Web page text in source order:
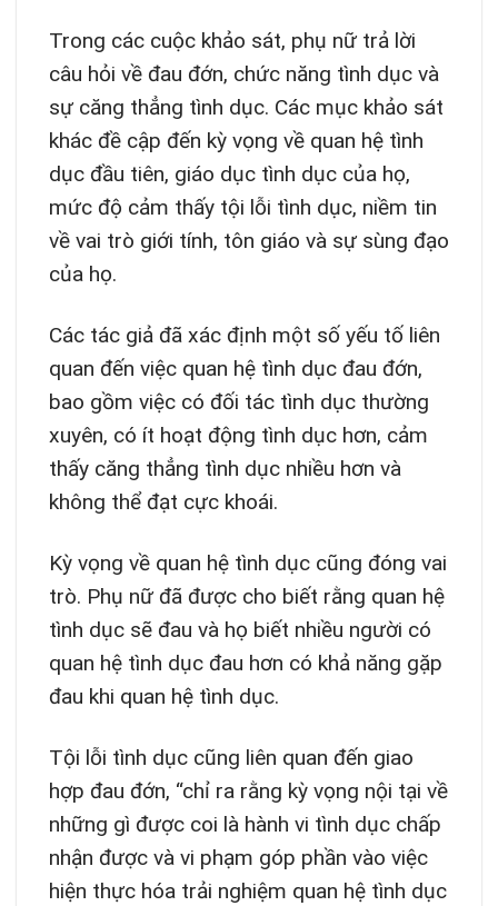
Trong các cuộc khảo sát, phụ nữ trả lời
câu hỏi về đau đớn, chức năng tình dục và
sự căng thẳng tình dục. Các mục khảo sát
khác đề cập đến kỳ vọng về quan hệ tình
dục đầu tiên, giáo dục tình dục của họ,
mức độ cảm thấy tội lỗi tình dục, niềm tin
về vai trò giới tính, tôn giáo và sự sùng đạo
của họ.
Các tác giả đã xác định một số yếu tố liên
quan đến việc quan hệ tình dục đau đớn,
bao gồm việc có đối tác tình dục thường
xuyên, có ít hoạt động tình dục hơn, cảm
thấy căng thẳng tình dục nhiều hơn và
không thể đạt cực khoái.
Kỳ vọng về quan hệ tình dục cũng đóng vai
trò. Phụ nữ đã được cho biết rằng quan hệ
tình dục sẽ đau và họ biết nhiều người có
quan hệ tình dục đau hơn có khả năng gặp
đau khi quan hệ tình dục.
Tội lỗi tình dục cũng liên quan đến giao
hợp đau đớn, “chỉ ra rằng kỳ vọng nội tại về
những gì được coi là hành vi tình dục chấp
nhận được và vi phạm góp phần vào việc
hiện thực hóa trải nghiệm quan hệ tình dục